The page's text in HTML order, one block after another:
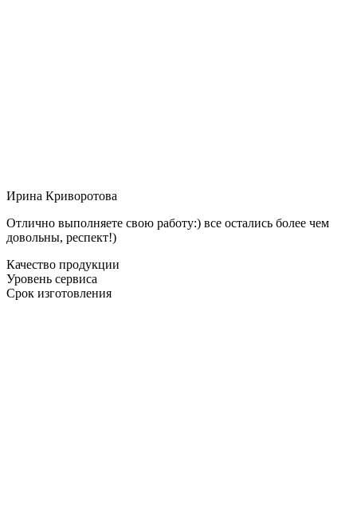
Ирина Криворотова
Отлично выполняете свою работу:) все остались более чем
довольны, респект!)
Качество продукции
Уровень сервиса
Срок изготовления